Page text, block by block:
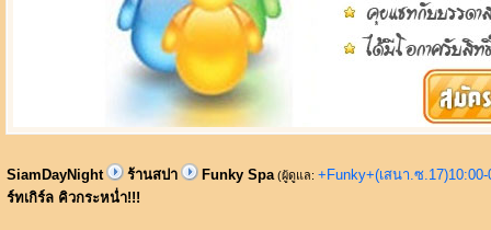
SiamDayNight ร้านสปา Funky Spa (ผู้ดูแล: +Funky+(เสนา.ซ
ร์ทเกิร์ล คิวกระหน่ำ!!!